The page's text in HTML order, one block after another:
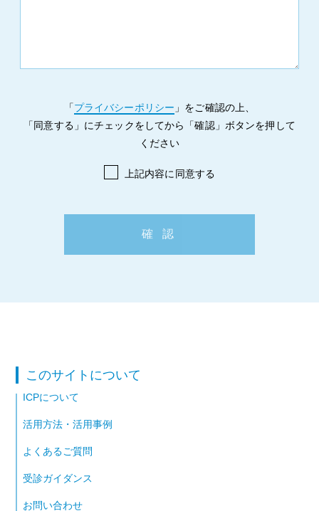
「プライバシーポリシー 」をご確認の上、
「同意する」にチェックをしてから「確認」ボタンを押して
ください
上記内容に同意する
このサイトについて
ICPについて
活用方法・活用事例
よくあるご質問
受診ガイダンス
お問い合わせ